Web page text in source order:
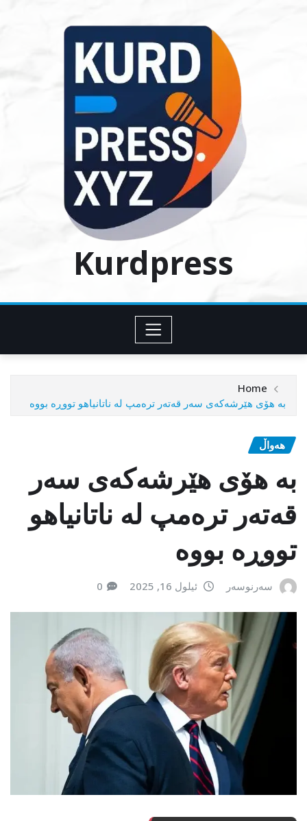
Kurdpress
Home
بە هۆی هێرشەکەی سەر قەتەر ترەمپ لە ناتانیاهو تووڕە بووە
هەواڵ
بە هۆی هێرشەکەی سەر
قەتەر ترەمپ لە ناتانیاهو
تووڕە بووە
سەرنوسەر ئیلول 16, 2025 0